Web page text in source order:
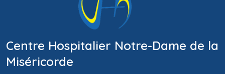
Centre Hospitalier Notre-Dame de la
Miséricorde